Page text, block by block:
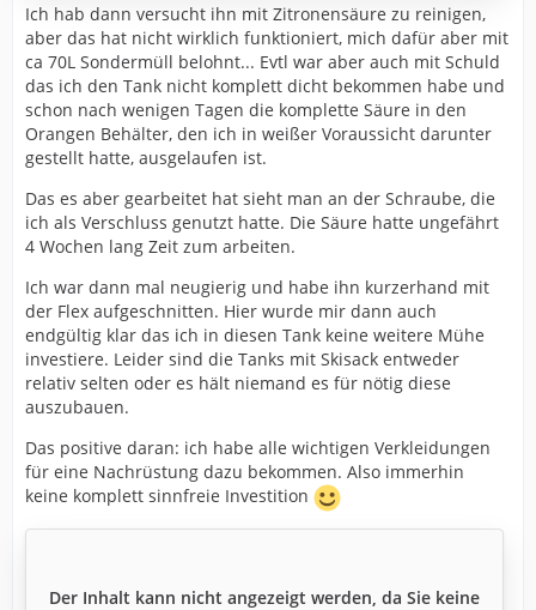
Ich hab dann versucht ihn mit Zitronensäure zu reinigen,
aber das hat nicht wirklich funktioniert, mich dafür aber mit
ca 70L Sondermüll belohnt... Evtl war aber auch mit Schuld
das ich den Tank nicht komplett dicht bekommen habe und
schon nach wenigen Tagen die komplette Säure in den
Orangen Behälter, den ich in weißer Voraussicht darunter
gestellt hatte, ausgelaufen ist.
Das es aber gearbeitet hat sieht man an der Schraube, die
ich als Verschluss genutzt hatte. Die Säure hatte ungefährt
4 Wochen lang Zeit zum arbeiten.
Ich war dann mal neugierig und habe ihn kurzerhand mit
der Flex aufgeschnitten. Hier wurde mir dann auch
endgültig klar das ich in diesen Tank keine weitere Mühe
investiere. Leider sind die Tanks mit Skisack entweder
relativ selten oder es hält niemand es für nötig diese
auszubauen.
Das positive daran: ich habe alle wichtigen Verkleidungen
für eine Nachrüstung dazu bekommen. Also immerhin
keine komplett sinnfreie Investition
Der Inhalt kann nicht angezeigt werden, da Sie keine